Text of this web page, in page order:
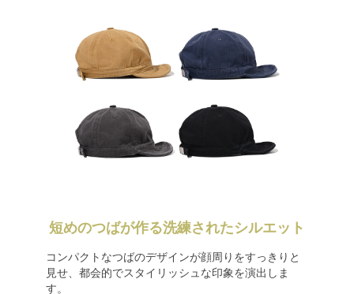
短めのつばが作る洗練されたシルエット
コンパクトなつばのデザインが顔周りをすっきりと
見せ、都会的でスタイリッシュな印象を演出しま
す。